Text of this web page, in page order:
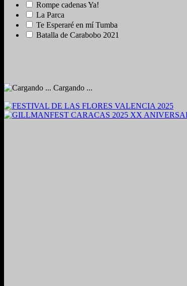
Rompe cadenas Ya!
La Parca
Te Esperaré en mí Tumba
Batalla de Carabobo 2021
Cargando ...